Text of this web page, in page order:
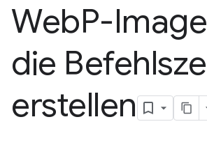
WebP-
die
erstellen